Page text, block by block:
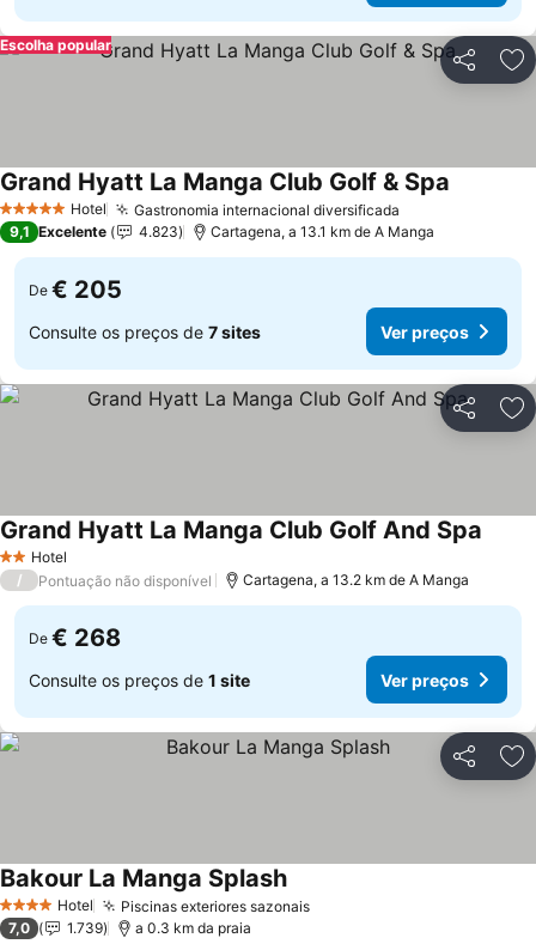
Partilhar
Escolha popular
5 Estrelas Hotel Gastronomia internacional diversificada
Grand Hyatt La Manga Club Golf & Spa
9,1 Excelente 4.823 Cartagena, a 13.1 km de A Manga
De € 205
Consulte os preços de 7 sites Ver preços
Partilhar
2 Estrelas
Hotel
Grand Hyatt La Manga Club Golf And Spa
/ Pontuação não disponível Cartagena, a 13.2 km de A Manga
De € 268
Consulte os preços de 1 site Ver preços
Partilhar
4 EstrelasHotel Piscinas exteriores sazonais
Bakour La Manga Splash
7,0 1.739 a 0.3 km da praia